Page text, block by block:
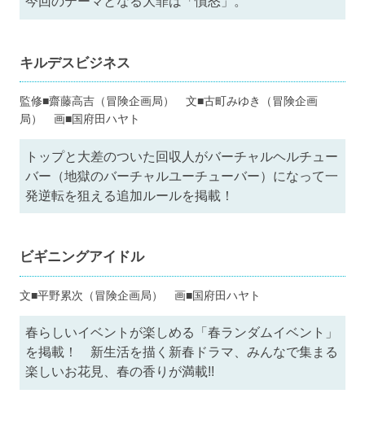
キルデスビジネス
監修■齋藤高吉（冒険企画局） 文■古町みゆき（冒険企画
局） 画■国府田ハヤト
トップと大差のついた回収人がバーチャルヘルチュー
バー（地獄のバーチャルユーチューバー）になって一
発逆転を狙える追加ルールを掲載！
ビギニングアイドル
文■平野累次（冒険企画局） 画■国府田ハヤト
春らしいイベントが楽しめる「春ランダムイベント」
を掲載！ 新生活を描く新春ドラマ、みんなで集まる
楽しいお花見、春の香りが満載!!